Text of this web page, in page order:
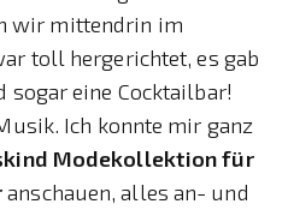
wir mittendrin im
toll hergerichtet, es gab
sogar eine Cocktailbar!
Ich konnte mir ganz
Modekollektion für
anschauen, alles an- und